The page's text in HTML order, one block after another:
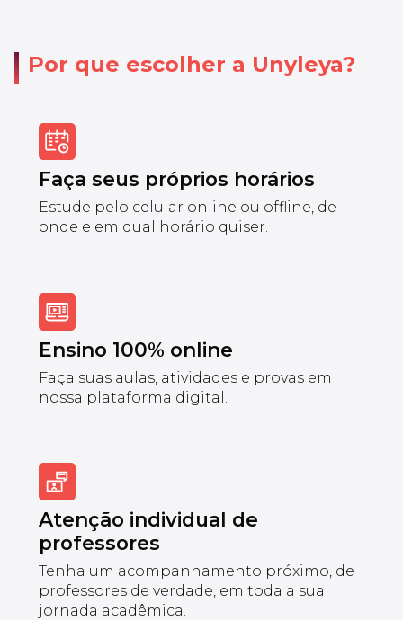
Por que escolher a Unyleya?
Faça seus próprios horários
Estude pelo celular online ou offline, de
onde e em qual horário quiser.
Ensino 100% online
Faça suas aulas, atividades e provas em
nossa plataforma digital.
Atenção individual de
professores
Tenha um acompanhamento próximo, de
professores de verdade, em toda a sua
jornada acadêmica.